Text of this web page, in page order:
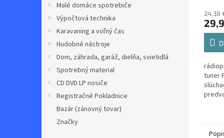
Malé domáce spotrebiče
Výpočtová technika
Karavaning a voľný čas
Hudobné nástroje
Dom, záhrada, garáž, dielňa, svietidlá
Spotrebný material
CD DVD LP nosiče
Registračné Pokladnice
Bazár (zánovný tovar)
Značky
24,38
tuner